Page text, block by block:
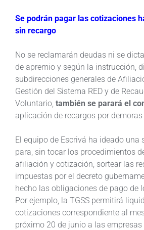
Se podrán pagar las cotizaciones
sin recargo
No se reclamarán deudas ni se
de apremio y según la instrucción,
subdirecciones generales de
Gestión del Sistema RED y de
Voluntario, también se parará el
aplicación de recargos por demoras
El equipo de Escrivá ha ideado una
para, sin tocar los procedimientos
afiliación y cotización, sortear las
impuestas por el decreto
hecho las obligaciones de pago de
Por ejemplo, la TGSS permitirá
cotizaciones correspondiente al
próximo 20 de junio a las